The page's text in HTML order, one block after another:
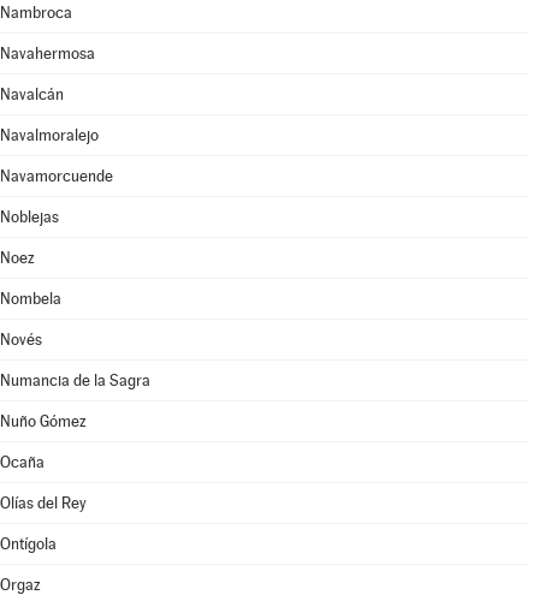
Nambroca
Navahermosa
Navalcán
Navalmoralejo
Navamorcuende
Noblejas
Noez
Nombela
Novés
Numancia de la Sagra
Nuño Gómez
Ocaña
Olías del Rey
Ontígola
Orgaz